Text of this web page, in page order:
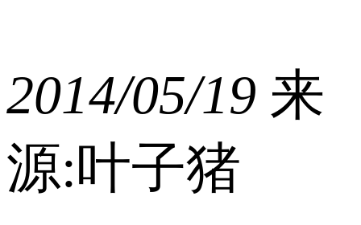
2014/05/19 来
源:叶子猪